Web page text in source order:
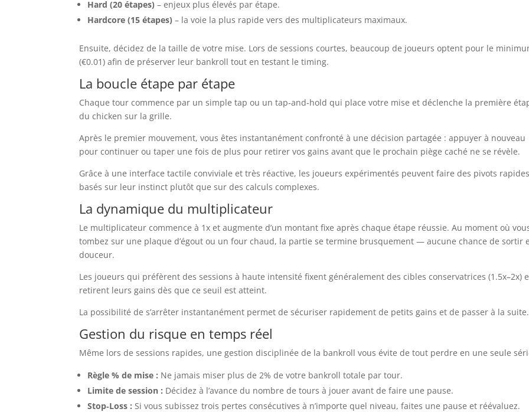
Hard (20 étapes) – enjeux plus élevés par étape.
Hardcore (15 étapes) – la voie la plus rapide vers des multiplicateurs maximaux.
Ensuite, décidez de la taille de votre mise. Lors de sessions courtes, beaucoup de joueurs optent pour le
(€0.01) afin de préserver leur bankroll tout en testant le timing.
La boucle étape par étape
Chaque tour commence par un simple tap ou un tap‑and‑hold qui place votre mise et déclenche la première
du chicken sur la grille.
Après le premier mouvement, vous êtes instantanément confronté à une décision partagée : appuyer à nouveau
pour continuer ou taper une fois de plus pour retirer vos gains avant que le prochain piège caché ne se révèle.
Grâce à une interface tactile conviviale et très réactive, les joueurs expérimentés peuvent faire des pivots
basés sur leur instinct plutôt que sur des calculs complexes.
La dynamique du multiplicateur
Le multiplicateur commence à 1x et augmente d’un montant fixe après chaque étape réussie. Au moment où
tombez sur une plaque d’égout ou un four chaud, la partie se termine brusquement — aucune chance de sortir
douceur.
Les joueurs qui préfèrent des sessions à haute intensité fixent généralement des cibles conservatrices (1.5x–2x)
retirent leurs gains dès que ce seuil est atteint.
La possibilité de s’arrêter instantanément permet de sécuriser rapidement de petits gains et de passer à la suite.
Gestion du risque en temps réel
Même lors de sessions rapides, une gestion disciplinée de la bankroll vous évite de tout perdre en une seule
Règle % de mise : Ne jamais miser plus de 2% de votre bankroll totale par tour.
Limite de session : Décidez à l’avance du nombre de tours à jouer avant de faire une pause.
Stop‑Loss : Si vous subissez trois pertes consécutives à n’importe quel niveau, faites une pause et réévaluez.